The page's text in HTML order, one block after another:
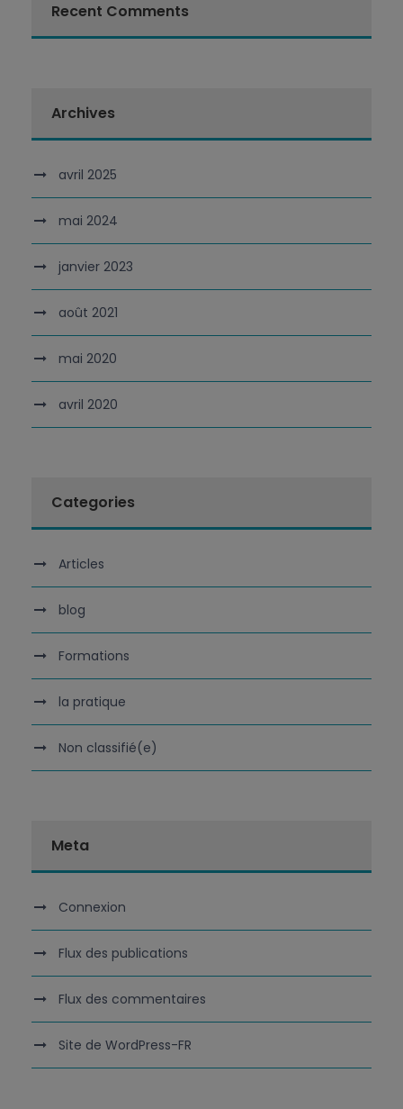
Recent Comments
Archives
avril 2025
mai 2024
janvier 2023
août 2021
mai 2020
avril 2020
Categories
Articles
blog
Formations
la pratique
Non classifié(e)
Meta
Connexion
Flux des publications
Flux des commentaires
Site de WordPress-FR